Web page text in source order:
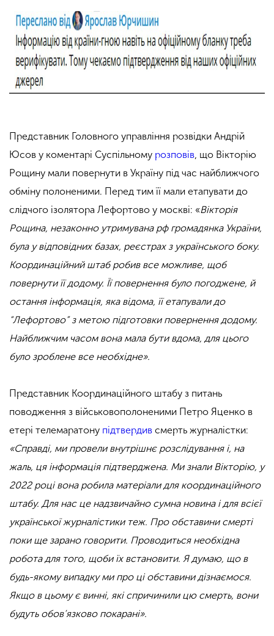
Представник Головного управління розвідки Андрій
Юсов у коментарі Суспільному розповів, що Вікторію
Рощину мали повернути в Україну під час найближчого
обміну полоненими. Перед тим її мали етапувати до
слідчого ізолятора Лефортово у москві: «Вікторія
Рощина, незаконно утримувана рф громадянка України,
була у відповідних базах, реєстрах з українського боку.
Координаційний штаб робив все можливе, щоб
повернути її додому. Її повернення було погоджене, й
остання інформація, яка відома, її етапували до
“Лефортово” з метою підготовки повернення додому.
Найближчим часом вона мала бути вдома, для цього
було зроблене все необхідне».
Представник Координаційного штабу з питань
поводження з військовополоненими Петро Яценко в
етері телемаратону підтвердив смерть журналістки:
«Справді, ми провели внутрішнє розслідування і, на
жаль, ця інформація підтверджена. Ми знали Вікторію, у
2022 році вона робила матеріали для координаційного
штабу. Для нас це надзвичайно сумна новина і для всієї
української журналістики теж. Про обставини смерті
поки ще зарано говорити. Проводиться необхідна
робота для того, щоби їх встановити. Я думаю, що в
будь-якому випадку ми про ці обставини дізнаємося.
Якщо в цьому є винні, які спричинили цю смерть, вони
будуть обов’язково покарані».